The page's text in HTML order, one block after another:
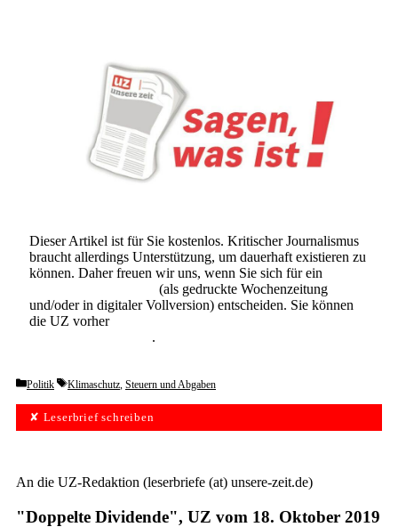
Dieser Artikel ist für Sie kostenlos. Kritischer Journalismus
braucht allerdings Unterstützung, um dauerhaft existieren zu
können. Daher freuen wir uns, wenn Sie sich für ein
(als gedruckte Wochenzeitung
und/oder in digitaler Vollversion) entscheiden. Sie können
die UZ vorher
.
Categories
Politik Tags
Klimaschutz Steuern und Abgaben
✘ Leserbrief schreiben
An die UZ-Redaktion (leserbriefe (at) unsere-zeit.de)
"Doppelte Dividende", UZ vom 18. Oktober 2019